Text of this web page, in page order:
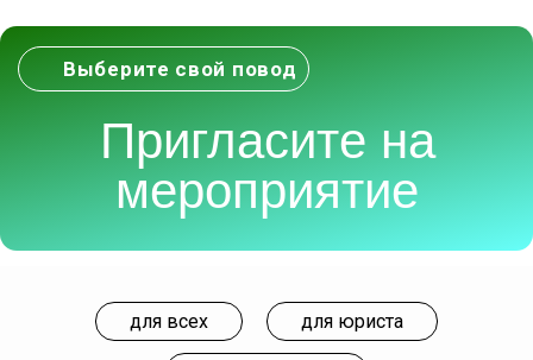
Пригласите на
мероприятие
Выберите свой повод
для всех для юриста